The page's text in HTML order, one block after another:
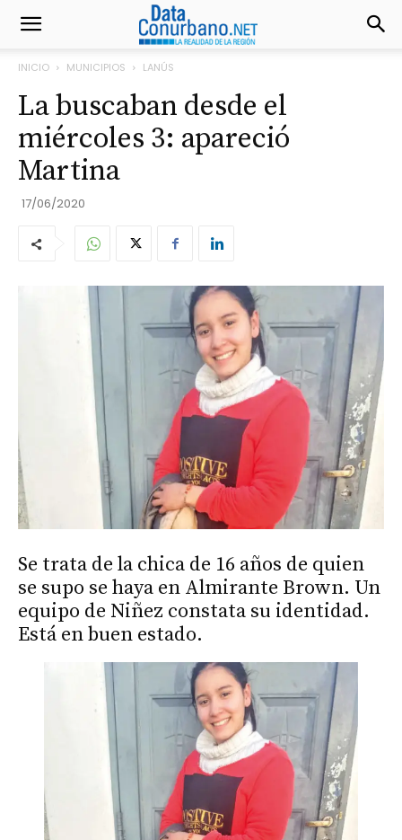
INICIO MUNICIPIOS LANÚS
La buscaban desde el
miércoles 3: apareció
Martina
17/06/2020
Se trata de la chica de 16 años de quien
se supo se haya en Almirante Brown. Un
equipo de Niñez constata su identidad.
Está en buen estado.